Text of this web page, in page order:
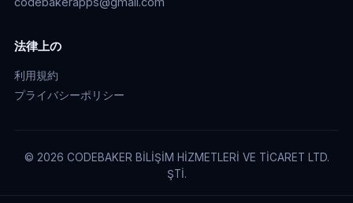
法律上の
利用規約
プライバシーポリシー
© 2026 CODEBAKER BİLİŞİM HİZMETLERİ VE TİCARET LTD.
ŞTİ.